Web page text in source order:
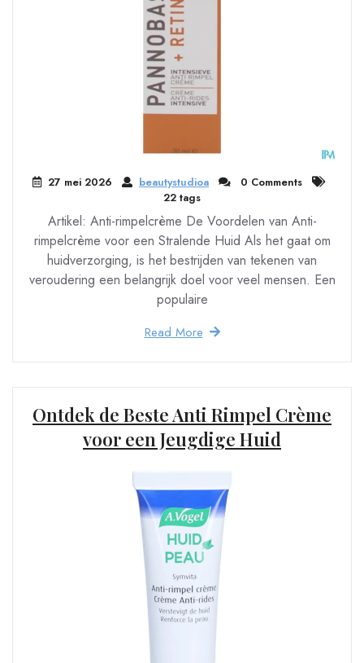
27 mei 2026 beautystudioa
0 Comments
22 tags
Artikel: Anti-rimpelcrème De Voordelen van Anti-
rimpelcrème voor een Stralende Huid Als het gaat om
huidverzorging, is het bestrijden van tekenen van
veroudering een belangrijk doel voor veel mensen. Een
populaire
Read More
Ontdek de Beste Anti Rimpel Crème
voor een Jeugdige Huid